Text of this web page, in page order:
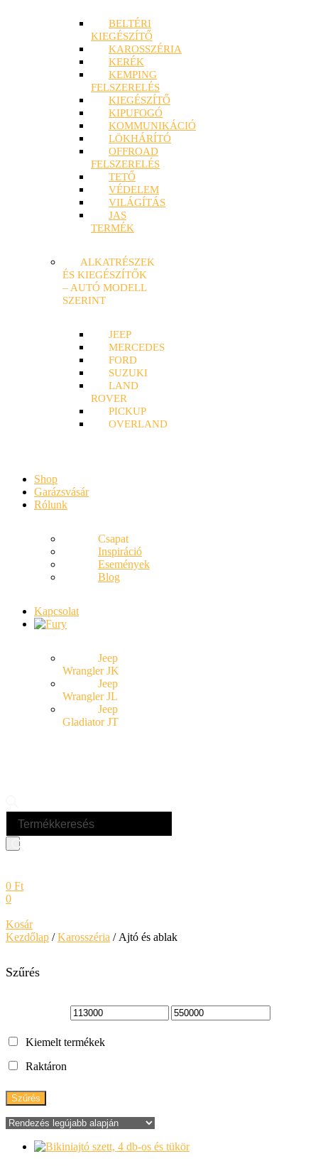
BELTÉRI
KIEGÉSZÍTŐ
KAROSSZÉRIA
KERÉK
KEMPING
FELSZERELÉS
KIEGÉSZÍTŐ
KIPUFOGÓ
KOMMUNIKÁCIÓ
LÖKHÁRÍTÓ
OFFROAD
FELSZERELÉS
TETŐ
VÉDELEM
VILÁGÍTÁS
JAS
TERMÉK
ALKATRÉSZEK
ÉS KIEGÉSZÍTŐK
– AUTÓ MODELL
SZERINT
JEEP
MERCEDES
FORD
SUZUKI
LAND
ROVER
PICKUP
OVERLAND
Shop
Garázsvásár
Rólunk
Csapat
Inspiráció
Események
Blog
Kapcsolat
Jeep
Wrangler JK
Jeep
Wrangler JL
Jeep
Gladiator JT
search
0 Ft
0
Kosár
Kezdőlap /Karosszéria / Ajtó és ablak
Szűrés
Kiemelt termékek
Raktáron
Szűrés